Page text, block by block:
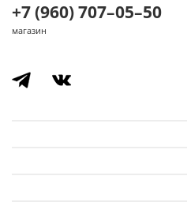
+7 (960) 707–05–50
магазин